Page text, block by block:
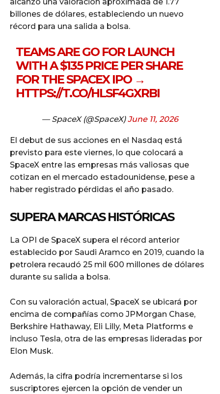
billones de dólares, estableciendo un nuevo
récord para una salida a bolsa.
TEAMS ARE GO FOR LAUNCH
WITH A $135 PRICE PER SHARE
FOR THE SPACEX IPO →
HTTPS://T.CO/HLSF4GXRBI
— SpaceX (@SpaceX)June 11, 2026
El debut de sus acciones en el Nasdaq está
previsto para este viernes, lo que colocará a
SpaceX entre las empresas más valiosas que
cotizan en el mercado estadounidense, pese a
haber registrado pérdidas el año pasado.
SUPERA MARCAS HISTÓRICAS
La OPI de SpaceX supera el récord anterior
establecido por Saudi Aramco en 2019, cuando la
petrolera recaudó 25 mil 600 millones de dólares
durante su salida a bolsa.
Con su valoración actual, SpaceX se ubicará por
encima de compañías como JPMorgan Chase,
Berkshire Hathaway, Eli Lilly, Meta Platforms e
incluso Tesla, otra de las empresas lideradas por
Elon Musk.
Además, la cifra podría incrementarse si los
suscriptores ejercen la opción de vender un